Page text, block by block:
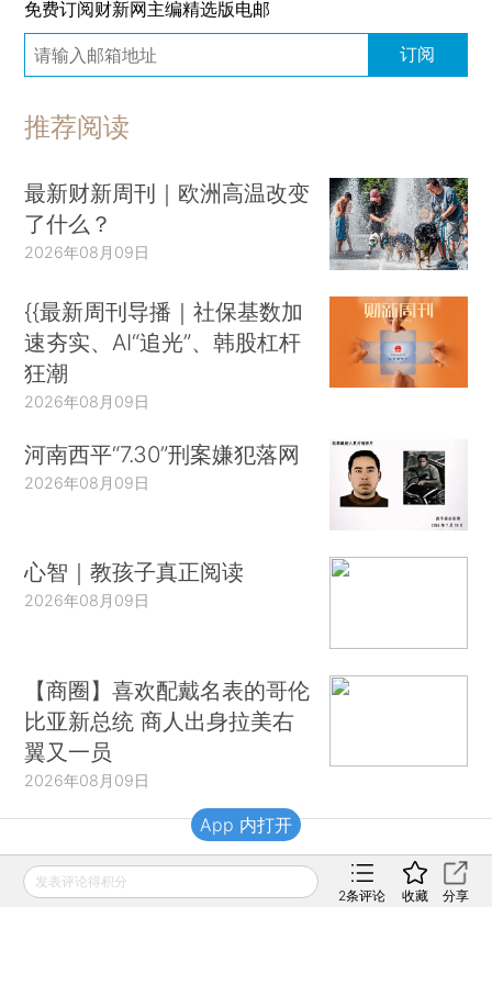
免费订阅财新网主编精选版电邮
订阅
推荐阅读
最新财新周刊｜欧洲高温改变
了什么？
2026年08月09日
{{最新周刊导播｜社保基数加
速夯实、AI“追光”、韩股杠杆
狂潮
2026年08月09日
河南西平“7.30”刑案嫌犯落网
2026年08月09日
心智｜教孩子真正阅读
2026年08月09日
【商圈】喜欢配戴名表的哥伦
比亚新总统 商人出身拉美右
翼又一员
2026年08月09日
财新移动
发表评论得积分
2条评论 收藏 分享
App 内打开